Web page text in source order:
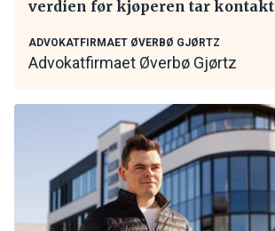
verdien før kjøperen tar kontakt
ADVOKATFIRMAET ØVERBØ GJØRTZ
Advokatfirmaet Øverbø Gjørtz